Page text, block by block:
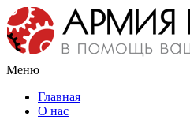
Меню
Главная
О нас